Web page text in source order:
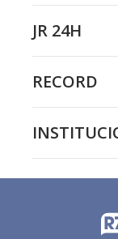
JR 24H
RECORD